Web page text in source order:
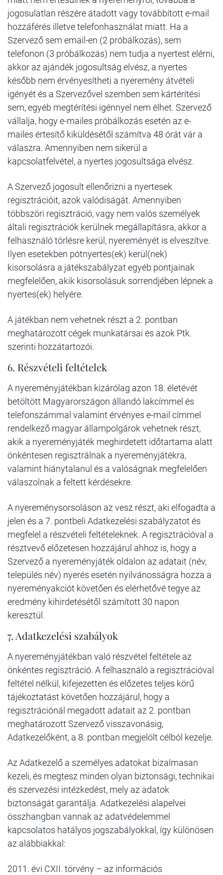
jogosulatlan részére átadott vagy továbbított e-mail
hozzáférés illetve telefonhasználat miatt. Ha a
Szervező sem email-en (2 próbálkozás), sem
telefonon (3 próbálkozás) nem tudja a nyertest elérni,
akkor az ajándék jogosultság elvész, a nyertes
később nem érvényesítheti a nyeremény átvételi
igényét és a Szervezővel szemben sem kártérítési
sem, egyéb megtérítési igénnyel nem élhet. Szervező
vállalja, hogy e-mailes próbálkozás esetén az e-
mailes értesítő kiküldésétől számítva 48 órát vár a
válaszra. Amennyiben nem sikerül a
kapcsolatfelvétel, a nyertes jogosultsága elvész.
A Szervező jogosult ellenőrizni a nyertesek
regisztrációit, azok valódiságát. Amennyiben
többszöri regisztráció, vagy nem valós személyek
általi regisztrációk kerülnek megállapításra, akkor a
felhasználó törlésre kerül, nyereményét is elveszítve.
Ilyen esetekben pótnyertes(ek) kerül(nek)
kisorsolásra a játékszabályzat egyéb pontjainak
megfelelően, akik kisorsolásuk sorrendjében lépnek a
nyertes(ek) helyére.
A játékban nem vehetnek részt a 2. pontban
meghatározott cégek munkatársai és azok Ptk.
szerinti hozzátartozói.
6. Részvételi feltételek
A nyereményjátékban kizárólag azon 18. életévét
betöltött Magyarországon állandó lakcímmel és
telefonszámmal valamint érvényes e-mail címmel
rendelkező magyar állampolgárok vehetnek részt,
akik a nyereményjáték meghirdetett időtartama alatt
önkéntesen regisztrálnak a nyereményjátékra,
valamint hiánytalanul és a valóságnak megfelelően
válaszolnak a feltett kérdésekre.
A nyereménysorsoláson az vesz részt, aki elfogadta a
jelen és a 7. pontbeli Adatkezelési szabályzatot és
megfelel a részvételi feltételeknek. A regisztrációval a
résztvevő előzetesen hozzájárul ahhoz is, hogy a
Szervező a nyereményjáték oldalon az adatait (név,
település név) nyerés esetén nyilvánosságra hozza a
nyereményakciót követően és elérhetővé tegye az
eredmény kihirdetésétől számított 30 napon
keresztül.
7. Adatkezelési szabályok
A nyereményjátékban való részvétel feltétele az
önkéntes regisztráció. A felhasználó a regisztrációval
feltétel nélkül, kifejezetten és előzetes teljes körű
tájékoztatást követően hozzájárul, hogy a
regisztrációnál megadott adatait az 2. pontban
meghatározott Szervező visszavonásig,
Adatkezelőként, a 8. pontban megjelölt célból kezelje.
Az Adatkezelő a személyes adatokat bizalmasan
kezeli, és megtesz minden olyan biztonsági, technikai
és szervezési intézkedést, mely az adatok
biztonságát garantálja. Adatkezelési alapelvei
összhangban vannak az adatvédelemmel
kapcsolatos hatályos jogszabályokkal, így különösen
az alábbiakkal:
2011. évi CXII. törvény – az információs